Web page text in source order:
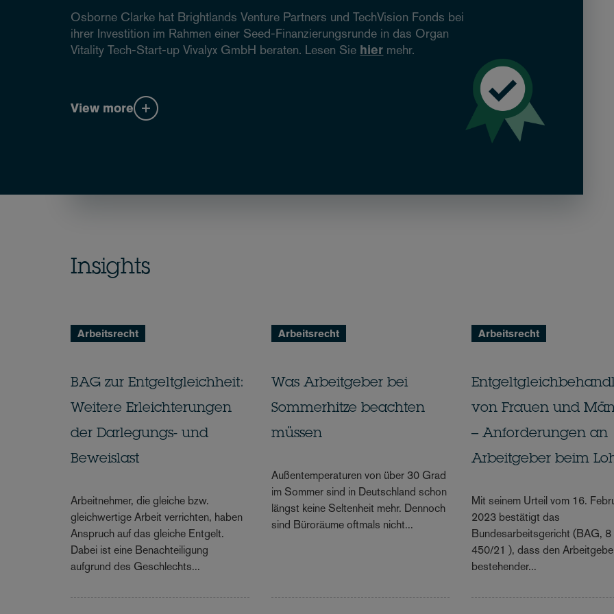
Osborne Clarke hat Brightlands Venture Partners und TechVision Fonds bei
ihrer Investition im Rahmen einer Seed-Finanzierungsrunde in das Organ
Vitality Tech-Start-up Vivalyx GmbH beraten. Lesen Sie hier mehr.
View more
Insights
Arbeitsrecht
BAG zur Entgeltgleichheit:
Weitere Erleichterungen
der Darlegungs- und
Beweislast
Arbeitnehmer, die gleiche bzw.
gleichwertige Arbeit verrichten, haben
Anspruch auf das gleiche Entgelt.
Dabei ist eine Benachteiligung
aufgrund des Geschlechts...
Arbeitsrecht
Was Arbeitgeber bei
Sommerhitze beachten
müssen
Außentemperaturen von über 30 Grad
im Sommer sind in Deutschland schon
längst keine Seltenheit mehr. Dennoch
sind Büroräume oftmals nicht...
Arbeitsrecht
von Frauen und
– Anforderungen an
Arbeitgeber beim
Mit seinem Urteil vom 16.
2023 bestätigt das
Bundesarbeitsgericht (BAG,
450/21 ), dass den
bestehender...